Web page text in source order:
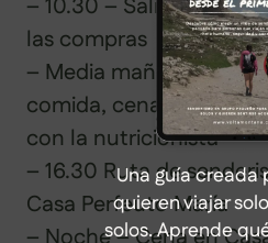
– 10.30 – Salida hacia
las compras
– Media mañana –
comida, cena y
con la nutricionista
– 16.30 Ruta de
Casa Perfeuto María
Una guía creada
quieren viajar
solos. Aprende